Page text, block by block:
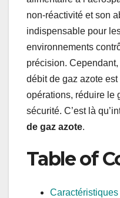
non-réactivité et son
indispensable pour
environnements
précision.
débit de gaz azote
opérations, réduire le
sécurité. C’est là
de gaz azote.
Table of